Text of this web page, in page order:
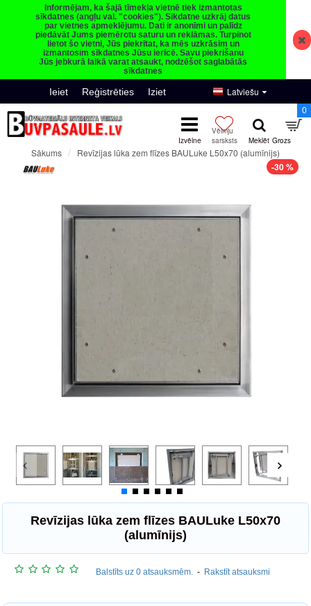
Informējam, ka šajā tīmekļa vietnē tiek izmantotas
sīkdatnes (angļu val. "cookies"). Sīkdatne uzkrāj datus
par vietnes apmeklējumu. Dati ir anonīmi un palīdz
piedāvāt Jums piemērotu saturu un reklāmas. Turpinot
lietot šo vietni, Jūs piekrītat, ka mēs uzkrāsim un
izmantosim sīkdatnes Jūsu ierīcē. Savu piekrišanu
Jūs jebkurā laikā varat atsaukt, nodzēšot saglabātās
sīkdatnes
Ieiet Reģistrēties Iziet Latviešu
0
Sākums Revīzijas lūka zem flīzes BAULuke L50x70 (alumīnijs)
-30 %
Revīzijas lūka zem flīzes BAULuke L50x70
(alumīnijs)
Balstīts uz 0 atsauksmēm. - Rakstīt atsauksmi